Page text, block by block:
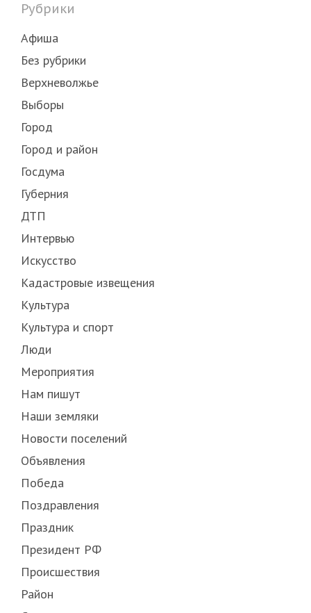
Рубрики
Афиша
Без рубрики
Верхневолжье
Выборы
Город
Город и район
Госдума
Губерния
ДТП
Интервью
Искусство
Кадастровые извещения
Культура
Культура и спорт
Люди
Мероприятия
Нам пишут
Наши земляки
Новости поселений
Объявления
Победа
Поздравления
Праздник
Президент РФ
Происшествия
Район